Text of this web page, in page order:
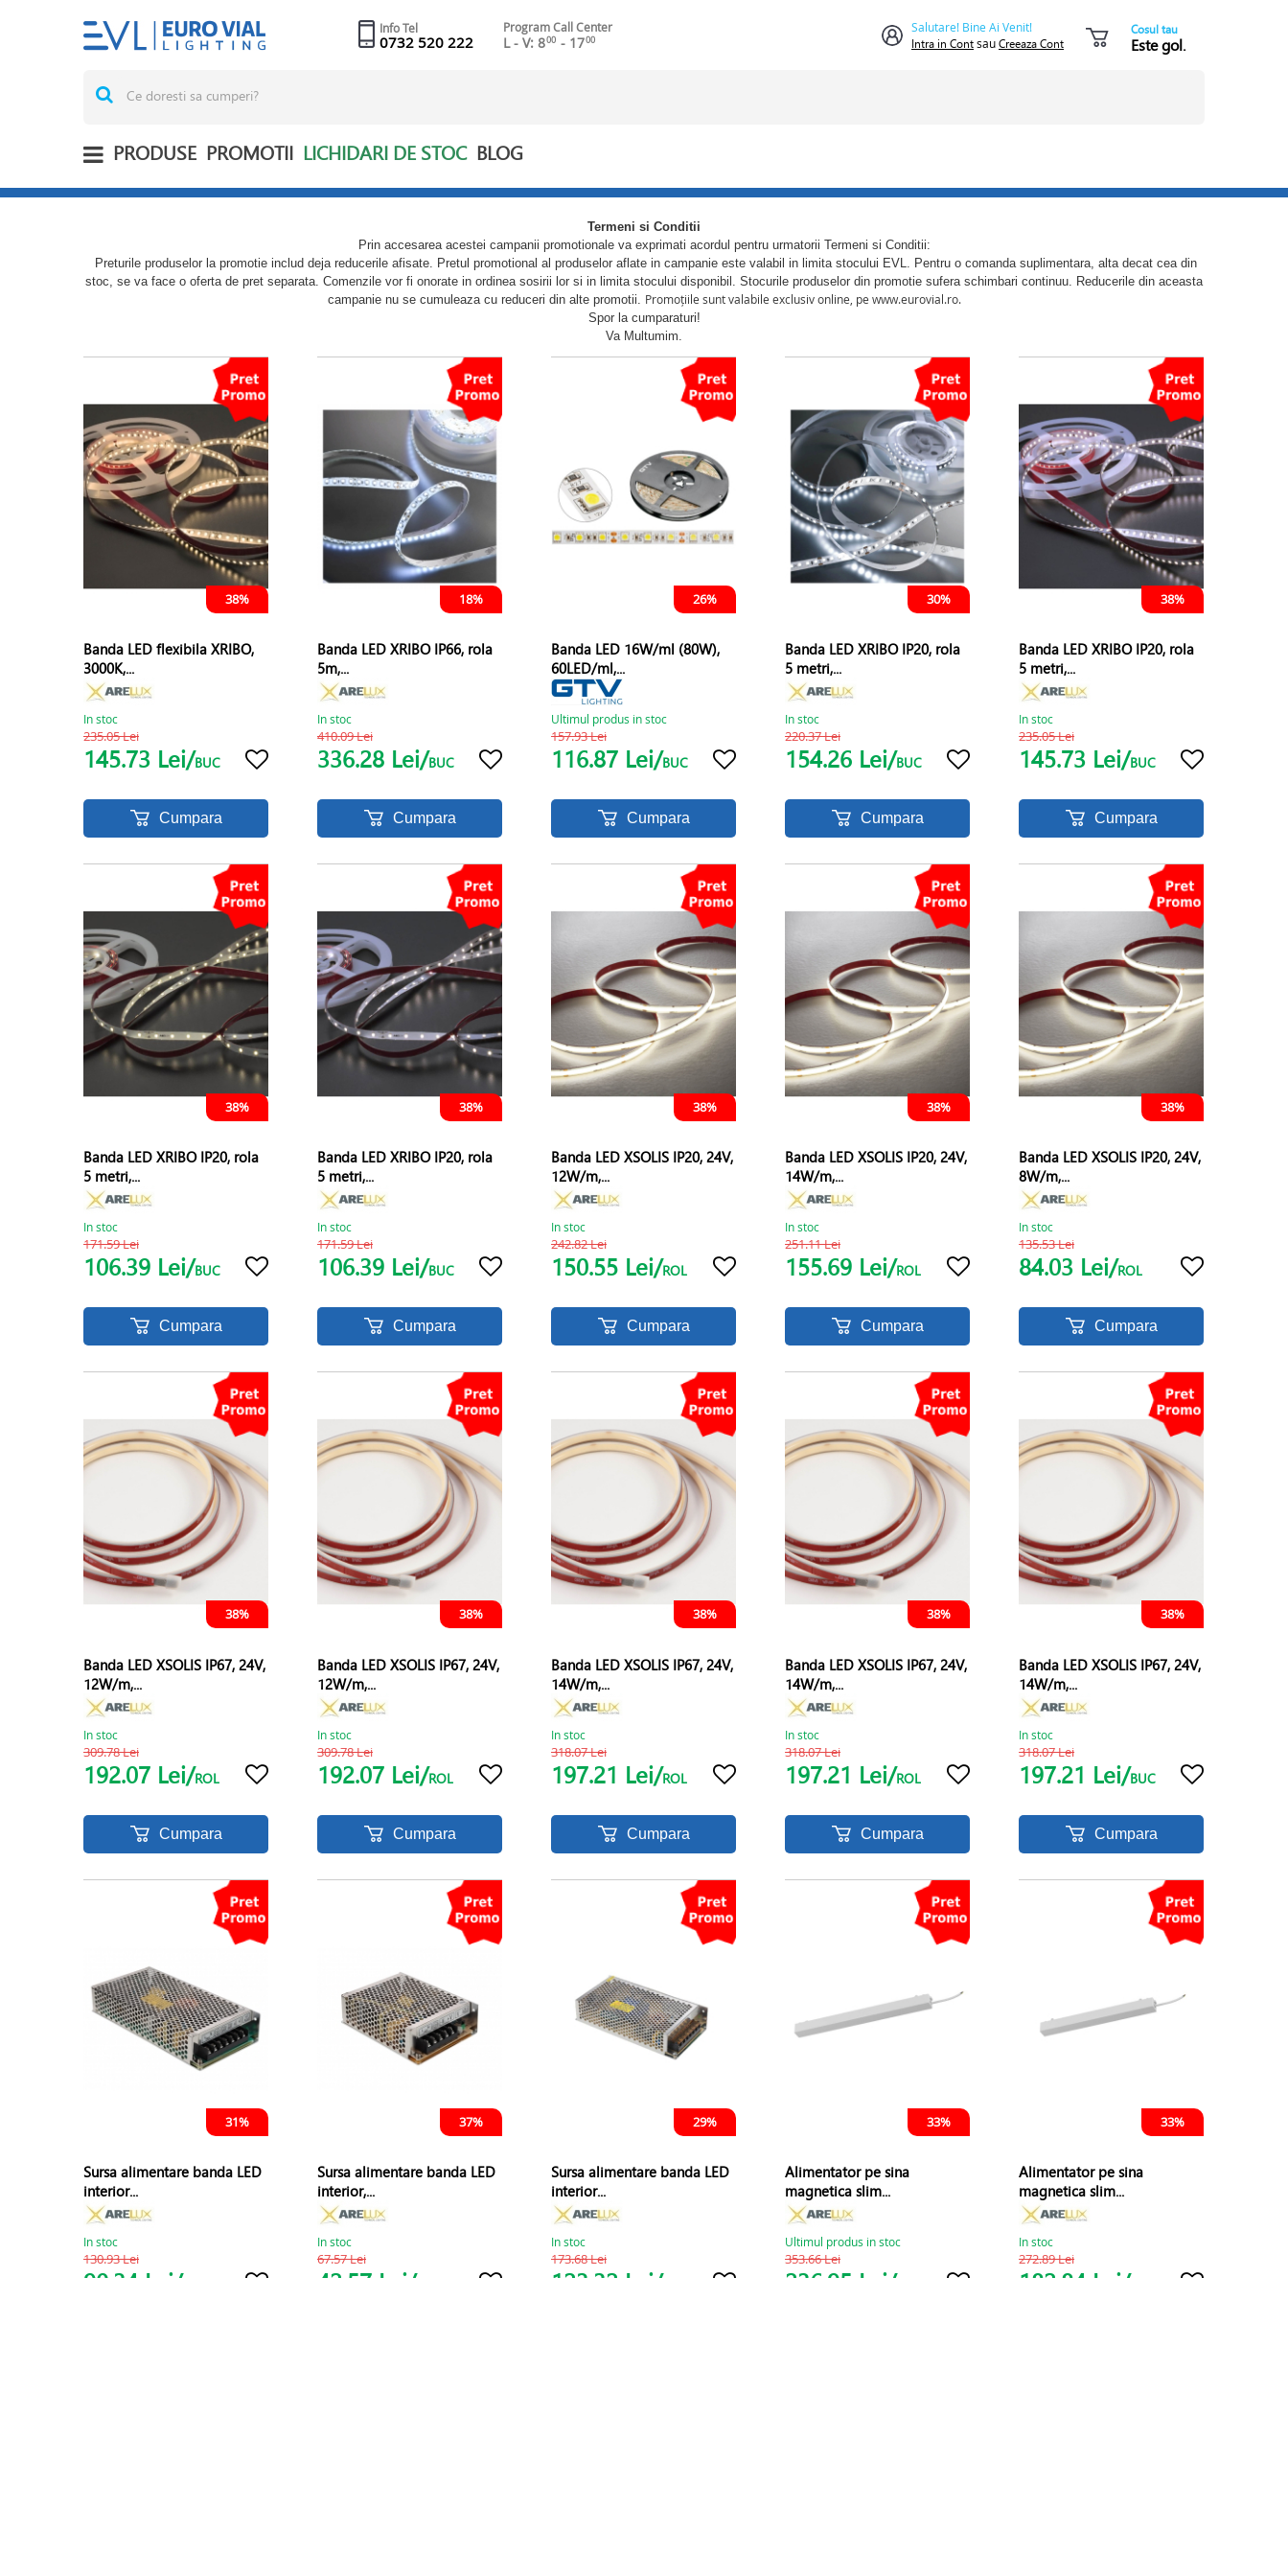
Info Tel
0732 520 222
Program Call Center
L - V: 800 - 1700
Salutare! Bine Ai Venit!
Intra in ContsauCreeaza Cont
Cosul tau
Este gol.
PRODUSE PROMOTII LICHIDARI DE STOC BLOG
Termeni si Conditii
Prin accesarea acestei campanii promotionale va exprimati acordul pentru urmatorii Termeni si Conditii:
Preturile produselor la promotie includ deja reducerile afisate. Pretul promotional al produselor aflate in campanie este valabil in limita stocului EVL. Pentru o comanda suplimentara, alta decat cea din
stoc, se va face o oferta de pret separata. Comenzile vor fi onorate in ordinea sosirii lor si in limita stocului disponibil. Stocurile produselor din promotie sufera schimbari continuu. Reducerile din aceasta
campanie nu se cumuleaza cu reduceri din alte promotii. Promoțiile sunt valabile exclusiv online, pe www.eurovial.ro.
Spor la cumparaturi!
Va Multumim.
38%
Banda LED flexibila XRIBO,
3000K,...
In stoc
235.05 Lei
145.73 Lei/BUC
Cumpara
18%
Banda LED XRIBO IP66, rola
5m,...
In stoc
410.09 Lei
336.28 Lei/BUC
Cumpara
26%
Banda LED 16W/ml (80W),
60LED/ml,...
Ultimul produs in stoc
157.93 Lei
116.87 Lei/BUC
Cumpara
30%
Banda LED XRIBO IP20, rola
5 metri,...
In stoc
220.37 Lei
154.26 Lei/BUC
Cumpara
38%
Banda LED XRIBO IP20, rola
5 metri,...
In stoc
235.05 Lei
145.73 Lei/BUC
Cumpara
38%
Banda LED XRIBO IP20, rola
5 metri,...
In stoc
171.59 Lei
106.39 Lei/BUC
Cumpara
38%
Banda LED XRIBO IP20, rola
5 metri,...
In stoc
171.59 Lei
106.39 Lei/BUC
Cumpara
38%
Banda LED XSOLIS IP20, 24V,
12W/m,...
In stoc
242.82 Lei
150.55 Lei/ROL
Cumpara
38%
Banda LED XSOLIS IP20, 24V,
14W/m,...
In stoc
251.11 Lei
155.69 Lei/ROL
Cumpara
38%
Banda LED XSOLIS IP20, 24V,
8W/m,...
In stoc
135.53 Lei
84.03 Lei/ROL
Cumpara
38%
Banda LED XSOLIS IP67, 24V,
12W/m,...
In stoc
309.78 Lei
192.07 Lei/ROL
Cumpara
38%
Banda LED XSOLIS IP67, 24V,
12W/m,...
In stoc
309.78 Lei
192.07 Lei/ROL
Cumpara
38%
Banda LED XSOLIS IP67, 24V,
14W/m,...
In stoc
318.07 Lei
197.21 Lei/ROL
Cumpara
38%
Banda LED XSOLIS IP67, 24V,
14W/m,...
In stoc
318.07 Lei
197.21 Lei/ROL
Cumpara
38%
Banda LED XSOLIS IP67, 24V,
14W/m,...
In stoc
318.07 Lei
197.21 Lei/BUC
Cumpara
31%
Sursa alimentare banda LED
interior...
In stoc
130.93 Lei
90.34 Lei/
37%
Sursa alimentare banda LED
interior,...
In stoc
67.57 Lei
42.57 Lei/
29%
Sursa alimentare banda LED
interior...
In stoc
173.68 Lei
123.32 Lei/
33%
Alimentator pe sina
magnetica slim...
Ultimul produs in stoc
353.66 Lei
236.95 Lei/
33%
Alimentator pe sina
magnetica slim...
In stoc
272.89 Lei
182.84 Lei/